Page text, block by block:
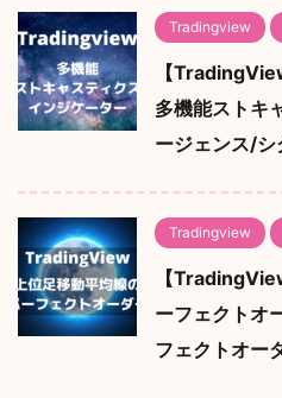
Tradingview
【
多機能ストキ
ージェンス/
Tradingview
【
ーフェクトオ
フェクトオー